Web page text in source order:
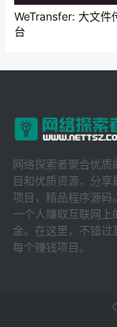
WeTransfer: 大文件
台
网络探索者聚合优质
目和优质资源，分享
项目，精品程序源码
一个人赚取互联网上
金。在这里，不错过
每个赚钱项目。